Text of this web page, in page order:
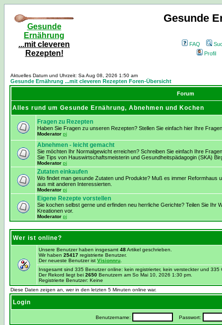
Gesunde
Ernährung
...mit cleveren
Rezepten!
Gesunde
FAQ
Profil
Aktuelles Datum und Uhrzeit: Sa Aug 08, 2026 1:50 am
Gesunde Ernährung ...mit cleveren Rezepten Foren-Übersicht
Forum
Alles rund um Gesunde Ernährung, Abnehmen und Kochen
Fragen zu Rezepten
Haben Sie Fragen zu unseren Rezepten? Stellen Sie einfach hier Ihre
Moderator pj
Abnehmen - leicht gemacht
Sie möchten Ihr Normalgewicht erreichen? Schreiben Sie einfach Ihre
Sie Tips von Hauswirtschaftsmeisterin und Gesundheitspädagogin (SKA)
Moderator pj
Zutaten einkaufen
Wo findet man gesunde Zutaten und Produkte? Muß es immer Reformhaus
aus mit anderen Interessierten.
Moderator pj
Eigene Rezepte vorstellen
Sie kochen selbst gerne und erfinden neu herrliche Gerichte? Teilen Sie Ihr
Kreationen vor.
Moderator pj
Wer ist online?
Unsere Benutzer haben insgesamt 48Artikel geschrieben.
Wir haben 25417 registrierte Benutzer.
Der neueste Benutzer ist Visionnru
Insgesamt sind 335 Benutzer online: kein registrierter, kein versteckter und
Der Rekord liegt bei 2650 Benutzern am So Mai 10, 2026 1:30 pm.
Registrierte Benutzer: Keine
Diese Daten zeigen an, wer in den letzten 5 Minuten online war.
Login
Benutzername: Passwort: